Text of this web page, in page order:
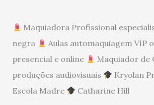
Maquiadora Profissional
negra
Aulas automaquiagem VIP
presencial e online
Maquiador de
produções audiovisuais
Kryolan
Escola Madre
Catharine Hill